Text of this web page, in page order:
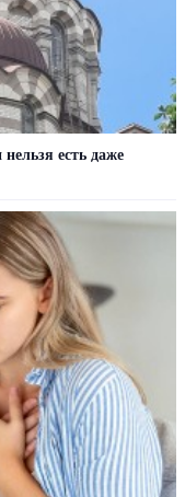
есть даже